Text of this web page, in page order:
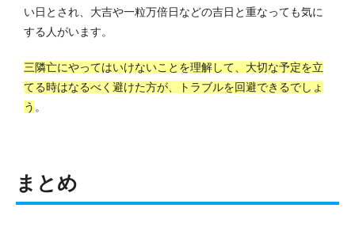
い日とされ、大吉や一粒万倍日などの吉日と重なっても気に
する人がいます。
三隣亡にやってはいけないことを理解して、大切な予定を立
てる時はなるべく避けた方が、トラブルを回避できるでしょ
う 。
まとめ